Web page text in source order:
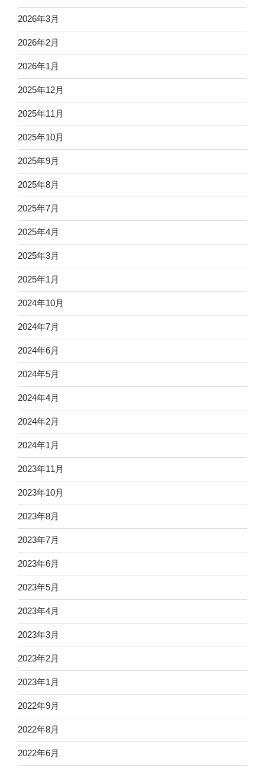
2026年3月
2026年2月
2026年1月
2025年12月
2025年11月
2025年10月
2025年9月
2025年8月
2025年7月
2025年4月
2025年3月
2025年1月
2024年10月
2024年7月
2024年6月
2024年5月
2024年4月
2024年2月
2024年1月
2023年11月
2023年10月
2023年8月
2023年7月
2023年6月
2023年5月
2023年4月
2023年3月
2023年2月
2023年1月
2022年9月
2022年8月
2022年6月